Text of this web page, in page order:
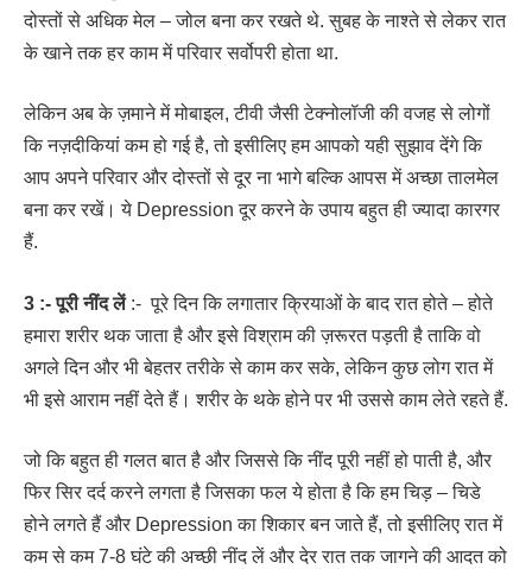
दोस्तों से अधिक मेल – जोल बना कर रखते थे. सुबह के नाश्ते से लेकर रात
के खाने तक हर काम में परिवार सर्वोपरी होता था.
लेकिन अब के ज़माने में मोबाइल, टीवी जैसी टेक्नोलॉजी की वजह से लोगों
कि नज़दीकियां कम हो गई है, तो इसीलिए हम आपको यही सुझाव देंगे कि
आप अपने परिवार और दोस्तों से दूर ना भागे बल्कि आपस में अच्छा तालमेल
बना कर रखें। ये Depression दूर करने के उपाय बहुत ही ज्यादा कारगर
हैं.
3 :- पूरी नींद लें:- पूरे दिन कि लगातार क्रियाओं के बाद रात होते – होते
हमारा शरीर थक जाता है और इसे विश्राम की ज़रूरत पड़ती है ताकि वो
अगले दिन और भी बेहतर तरीके से काम कर सके, लेकिन कुछ लोग रात में
भी इसे आराम नहीं देते हैं। शरीर के थके होने पर भी उससे काम लेते रहते हैं.
जो कि बहुत ही गलत बात है और जिससे कि नींद पूरी नहीं हो पाती है, और
फिर सिर दर्द करने लगता है जिसका फल ये होता है कि हम चिड़ – चिडे
होने लगते हैं और Depression का शिकार बन जाते हैं, तो इसीलिए रात में
कम से कम 7-8 घंटे की अच्छी नींद लें और देर रात तक जागने की आदत को